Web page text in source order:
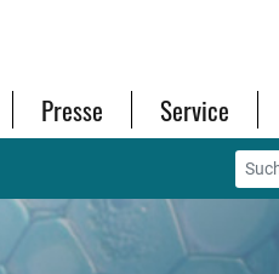
Presse Service